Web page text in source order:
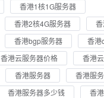
香港1核1G服务器
香港2核4G服务器
香港bgp服务器
香港
香港云服务器价格
香港
香港服务器
香港服
香港服务器多少钱 香